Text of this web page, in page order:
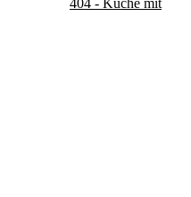
404 - Küche mit